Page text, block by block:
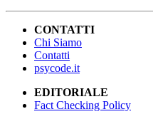
CONTATTI
Chi Siamo
Contatti
psycode.it
EDITORIALE
Fact Checking Policy